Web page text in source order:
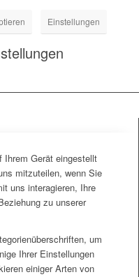
Einstellungen
Ihrem Gerät eingestellt
mitzuteilen, wenn Sie
uns interagieren, Ihre
zu unserer
um
Ihrer Einstellungen
einiger Arten von